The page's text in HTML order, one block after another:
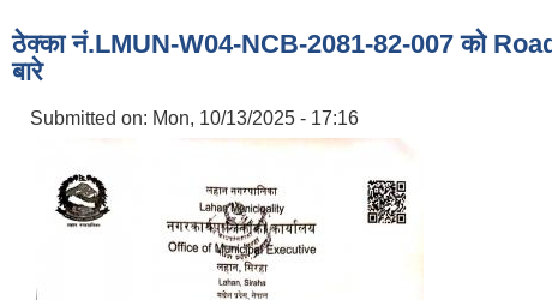
ठेक्का नं.LMUN-W04-NCB-2081-82-007 को
बारे
Submitted on: Mon, 10/13/2025 - 17:16